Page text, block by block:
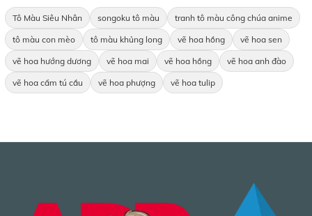
Tô Màu Siêu Nhân songoku tô màu tranh tô màu công chúa anime
tô màu con mèo tô màu khủng long vẽ hoa hồng vẽ hoa sen
vẽ hoa hướng dương vẽ hoa mai vẽ hoa hồng vẽ hoa anh đào
vẽ hoa cẩm tú cầu vẽ hoa phượng vẽ hoa tulip